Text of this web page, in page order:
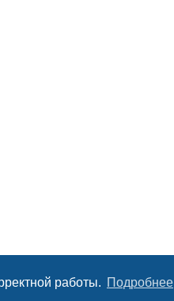
работы. Подробнее